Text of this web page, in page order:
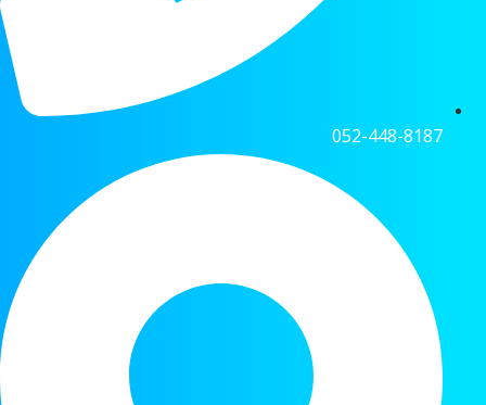
052-448-8187